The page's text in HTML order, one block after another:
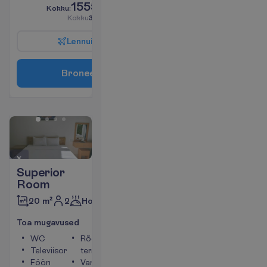
Kokku:1555.00
Kokku3110.00
Lennui
Bronee
Superior
Room
20 m² 2 Hommikusöök
Toa mugavused
WC
Televiisor
Föön
Rõdu või
terrass
Vann või dušš